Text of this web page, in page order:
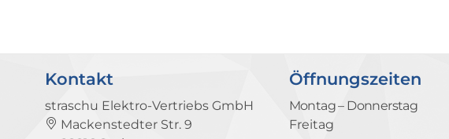
Kontakt
straschu Elektro-Vertriebs GmbH
Mackenstedter Str. 9
Öffnungszeiten
Montag – Donnerstag
Freitag